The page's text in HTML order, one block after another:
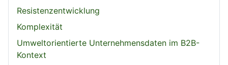
Resistenzentwicklung
Komplexität
Umweltorientierte Unternehmensdaten im B2B-
Kontext